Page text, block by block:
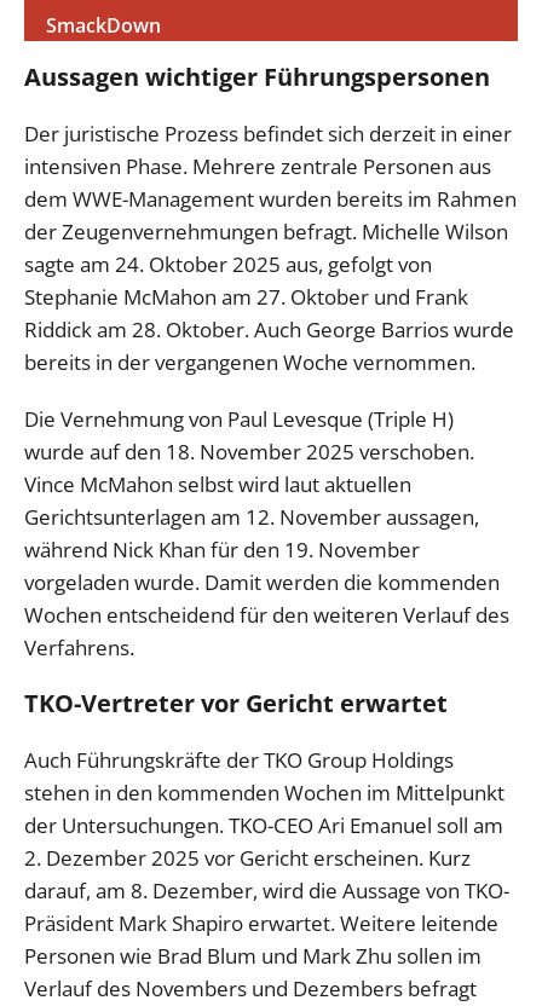
SmackDown
Aussagen wichtiger Führungspersonen
Der juristische Prozess befindet sich derzeit in einer
intensiven Phase. Mehrere zentrale Personen aus
dem WWE-Management wurden bereits im Rahmen
der Zeugenvernehmungen befragt. Michelle Wilson
sagte am 24. Oktober 2025 aus, gefolgt von
Stephanie McMahon am 27. Oktober und Frank
Riddick am 28. Oktober. Auch George Barrios wurde
bereits in der vergangenen Woche vernommen.
Die Vernehmung von Paul Levesque (Triple H)
wurde auf den 18. November 2025 verschoben.
Vince McMahon selbst wird laut aktuellen
Gerichtsunterlagen am 12. November aussagen,
während Nick Khan für den 19. November
vorgeladen wurde. Damit werden die kommenden
Wochen entscheidend für den weiteren Verlauf des
Verfahrens.
TKO-Vertreter vor Gericht erwartet
Auch Führungskräfte der TKO Group Holdings
stehen in den kommenden Wochen im Mittelpunkt
der Untersuchungen. TKO-CEO Ari Emanuel soll am
2. Dezember 2025 vor Gericht erscheinen. Kurz
darauf, am 8. Dezember, wird die Aussage von TKO-
Präsident Mark Shapiro erwartet. Weitere leitende
Personen wie Brad Blum und Mark Zhu sollen im
Verlauf des Novembers und Dezembers befragt